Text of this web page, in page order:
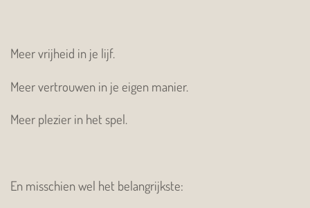
Meer vrijheid in je lijf.
Meer vertrouwen in je eigen manier.
Meer plezier in het spel.
En misschien wel het belangrijkste: